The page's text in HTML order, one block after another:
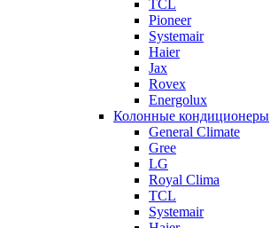
TCL
Pioneer
Systemair
Haier
Jax
Rovex
Energolux
Колонные кондиционеры
General Climate
Gree
LG
Royal Clima
TCL
Systemair